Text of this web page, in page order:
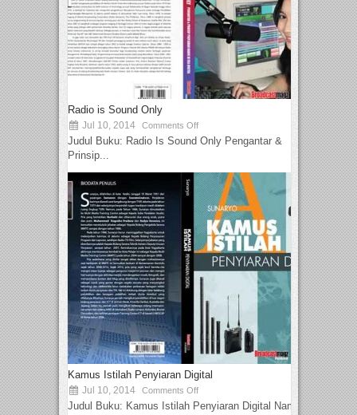
Radio is Sound Only
Jul 10, 2014 Comments Off
Judul Buku: Radio Is Sound Only Pengantar &
Prinsip...
Kamus Istilah Penyiaran Digital
Jul 10, 2014 Comments Off
Judul Buku: Kamus Istilah Penyiaran Digital Nama